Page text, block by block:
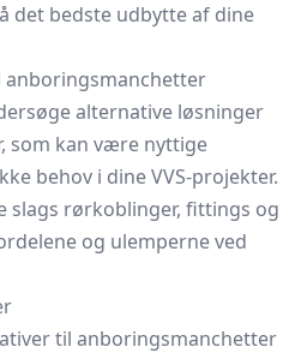
det bedste udbytte af dine
alternative løsninger
som kan være nyttige
behov i dine VVS-projekter.
slags rørkoblinger, fittings og
og ulemperne ved
til anboringsmanchetter